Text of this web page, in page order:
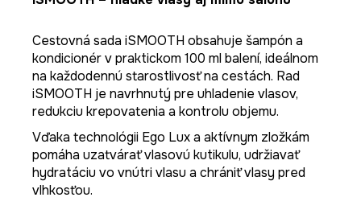
Cestovná sada iSMOOTH obsahuje šampón a
kondicionér v praktickom 100 ml balení, ideálnom
na každodennú starostlivosť na cestách. Rad
iSMOOTH je navrhnutý pre uhladenie vlasov,
redukciu krepovatenia a kontrolu objemu.
Vďaka technológii Ego Lux a aktívnym zložkám
pomáha uzatvárať vlasovú kutikulu, udržiavať
hydratáciu vo vnútri vlasu a chrániť vlasy pred
vlhkosťou.